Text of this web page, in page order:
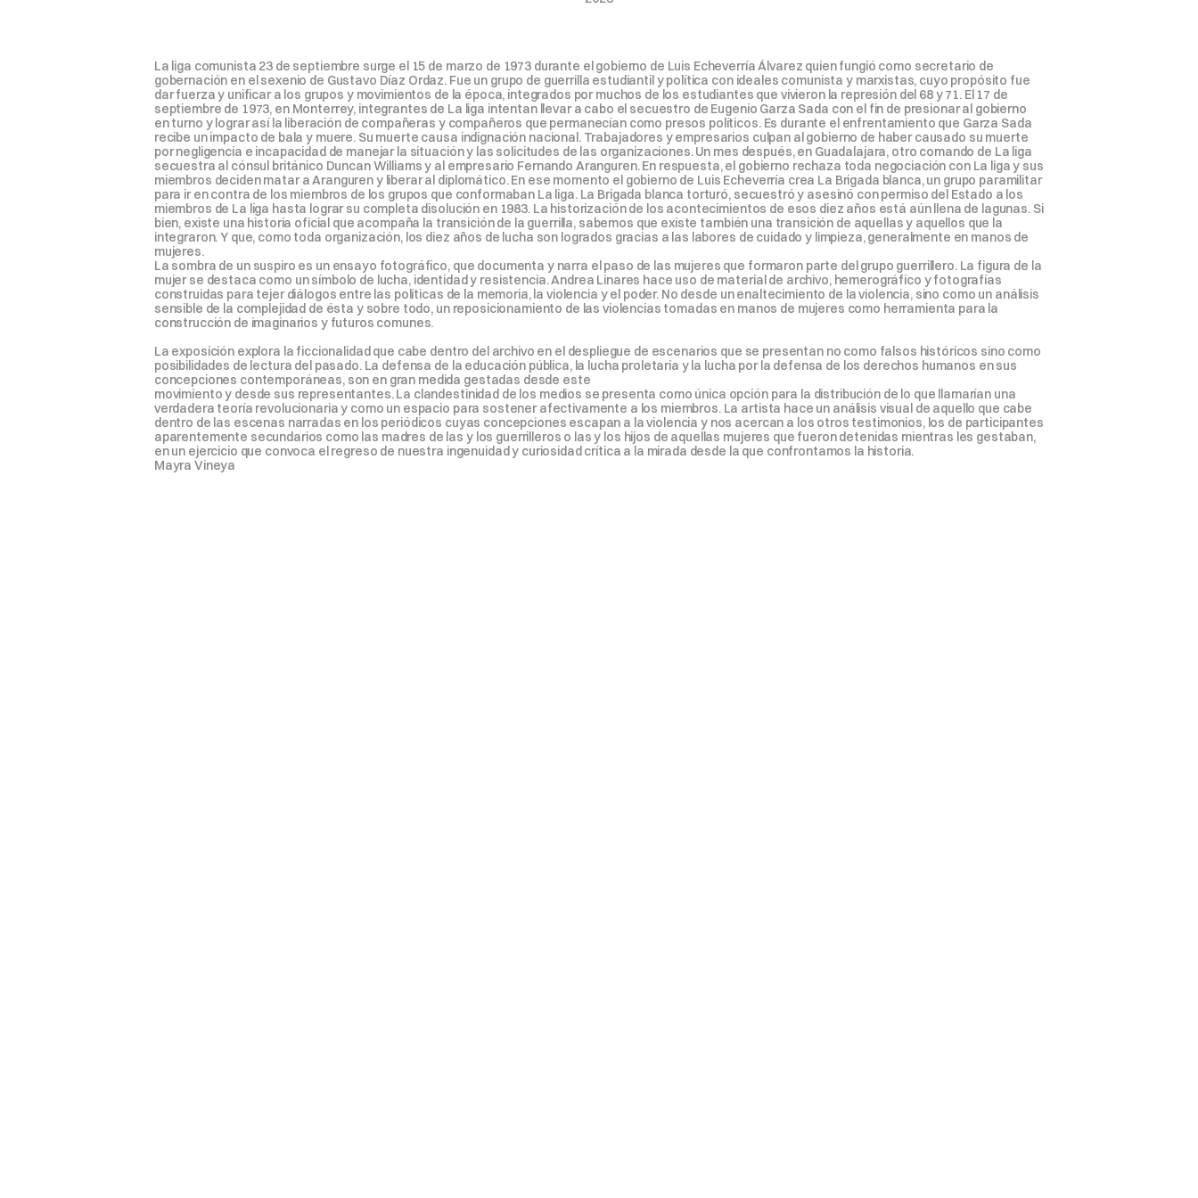
La liga comunista 23 de septiembre surge el 15 de marzo de 1973 durante el gobierno de Luis Echeverría Álvarez quien fungió como secretario de
gobernación en el sexenio de Gustavo Díaz Ordaz. Fue un grupo de guerrilla estudiantil y política con ideales comunista y marxistas, cuyo propósito fue
dar fuerza y unificar a los grupos y movimientos de la época, integrados por muchos de los estudiantes que vivieron la represión del 68 y 71. El 17 de
septiembre de 1973, en Monterrey, integrantes de La liga intentan llevar a cabo el secuestro de Eugenio Garza Sada con el fin de presionar al gobierno
en turno y lograr así la liberación de compañeras y compañeros que permanecían como presos políticos. Es durante el enfrentamiento que Garza Sada
recibe un impacto de bala y muere. Su muerte causa indignación nacional. Trabajadores y empresarios culpan al gobierno de haber causado su muerte
por negligencia e incapacidad de manejar la situación y las solicitudes de las organizaciones. Un mes después, en Guadalajara, otro comando de La liga
secuestra al cónsul británico Duncan Williams y al empresario Fernando Aranguren. En respuesta, el gobierno rechaza toda negociación con La liga y sus
miembros deciden matar a Aranguren y liberar al diplomático. En ese momento el gobierno de Luis Echeverría crea La Brigada blanca, un grupo paramilitar
para ir en contra de los miembros de los grupos que conformaban La liga. La Brigada blanca torturó, secuestró y asesinó con permiso del Estado a los
miembros de La liga hasta lograr su completa disolución en 1983. La historización de los acontecimientos de esos diez años está aún llena de lagunas. Si
bien, existe una historia oficial que acompaña la transición de la guerrilla, sabemos que existe también una transición de aquellas y aquellos que la
integraron. Y que, como toda organización, los diez años de lucha son logrados gracias a las labores de cuidado y limpieza, generalmente en manos de
mujeres.
La sombra de un suspiro es un ensayo fotográfico, que documenta y narra el paso de las mujeres que formaron parte del grupo guerrillero. La figura de la
mujer se destaca como un símbolo de lucha, identidad y resistencia. Andrea Linares hace uso de material de archivo, hemerográfico y fotografías
construidas para tejer diálogos entre las políticas de la memoria, la violencia y el poder. No desde un enaltecimiento de la violencia, sino como un análisis
sensible de la complejidad de ésta y sobre todo, un reposicionamiento de las violencias tomadas en manos de mujeres como herramienta para la
construcción de imaginarios y futuros comunes.
La exposición explora la ficcionalidad que cabe dentro del archivo en el despliegue de escenarios que se presentan no como falsos históricos sino como
posibilidades de lectura del pasado. La defensa de la educación pública, la lucha proletaria y la lucha por la defensa de los derechos humanos en sus
concepciones contemporáneas, son en gran medida gestadas desde este
movimiento y desde sus representantes. La clandestinidad de los medios se presenta como única opción para la distribución de lo que llamarían una
verdadera teoría revolucionaria y como un espacio para sostener afectivamente a los miembros. La artista hace un análisis visual de aquello que cabe
dentro de las escenas narradas en los periódicos cuyas concepciones escapan a la violencia y nos acercan a los otros testimonios, los de participantes
aparentemente secundarios como las madres de las y los guerrilleros o las y los hijos de aquellas mujeres que fueron detenidas mientras les gestaban,
en un ejercicio que convoca el regreso de nuestra ingenuidad y curiosidad crítica a la mirada desde la que confrontamos la historia.